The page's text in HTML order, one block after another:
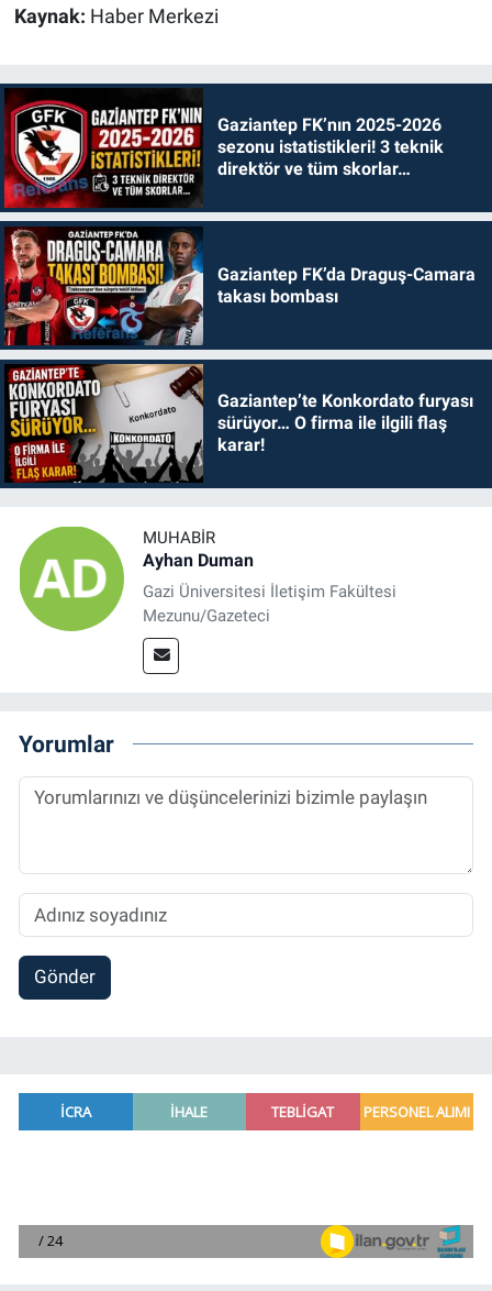
Kaynak: Haber Merkezi
Gaziantep FK’nın 2025-2026
sezonu istatistikleri! 3 teknik
direktör ve tüm skorlar…
Gaziantep FK’da Draguş-Camara
takası bombası
Gaziantep’te Konkordato furyası
sürüyor… O firma ile ilgili flaş
karar!
MUHABIR
Ayhan Duman
Gazi Üniversitesi İletişim Fakültesi
Mezunu/Gazeteci
Yorumlar
Gönder